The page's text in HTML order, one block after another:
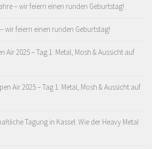
– wir feiern einen runden Geburtstag!
wir feiern einen runden Geburtstag!
Air 2025 – Tag 1: Metal, Mosh & Aussicht auf
Air 2025 – Tag 1: Metal, Mosh & Aussicht auf
Tagung in Kassel: Wie der Heavy Metal